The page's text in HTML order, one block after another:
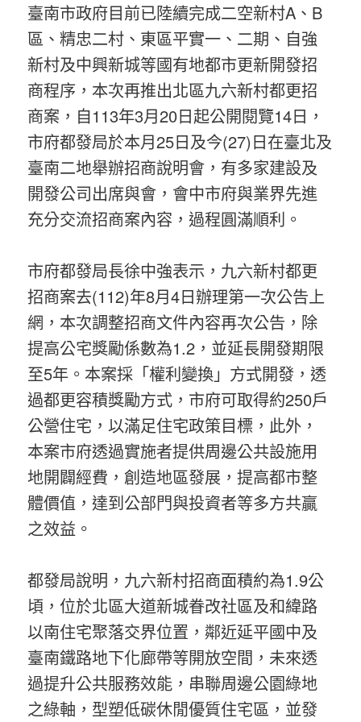
臺南市政府目前已陸續完成二空新村A、B
區、精忠二村、東區平實一、二期、自強
新村及中興新城等國有地都市更新開發招
商程序，本次再推出北區九六新村都更招
商案，自113年3月20日起公開閱覽14日，
市府都發局於本月25日及今(27)日在臺北及
臺南二地舉辦招商說明會，有多家建設及
開發公司出席與會，會中市府與業界先進
充分交流招商案內容，過程圓滿順利。
市府都發局長徐中強表示，九六新村都更
招商案去(112)年8月4日辦理第一次公告上
網，本次調整招商文件內容再次公告，除
提高公宅獎勵係數為1.2，並延長開發期限
至5年。本案採「權利變換」方式開發，透
過都更容積獎勵方式，市府可取得約250戶
公營住宅，以滿足住宅政策目標，此外，
本案市府透過實施者提供周邊公共設施用
地開闢經費，創造地區發展，提高都市整
體價值，達到公部門與投資者等多方共贏
之效益。
都發局說明，九六新村招商面積約為1.9公
頃，位於北區大道新城眷改社區及和緯路
以南住宅聚落交界位置，鄰近延平國中及
臺南鐵路地下化廊帶等開放空間，未來透
過提升公共服務效能，串聯周邊公園綠地
之綠軸，型塑低碳休閒優質住宅區，並發